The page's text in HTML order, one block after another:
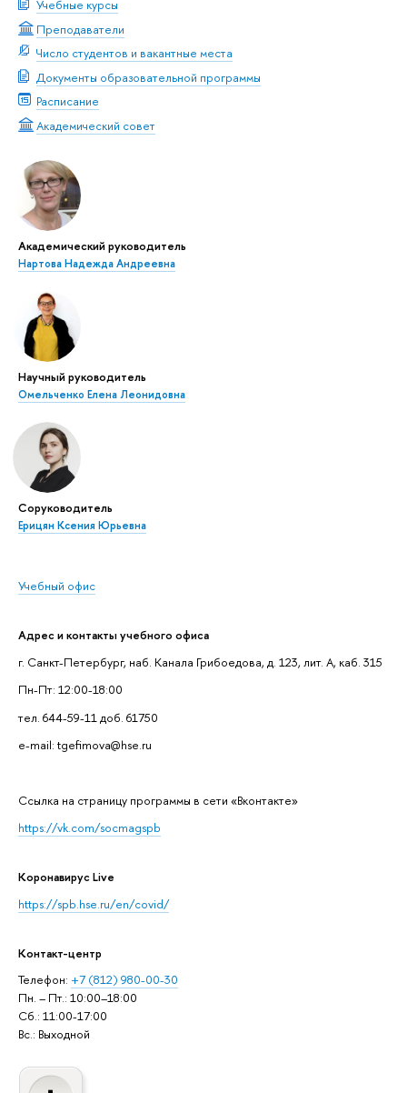
Учебные курсы
Преподаватели
Число студентов и вакантные места
Документы образовательной программы
Расписание
Академический совет
Академический руководитель
Нартова Надежда Андреевна
Научный руководитель
Омельченко Елена Леонидовна
Соруководитель
Ерицян Ксения Юрьевна
Учебный офис
Адрес и контакты учебного офиса
г. Санкт-Петербург, наб. Канала Грибоедова, д. 123, лит. А, каб. 315
Пн-Пт: 12:00-18:00
тел. 644-59-11 доб. 61750
e-mail: tgefimova@hse.ru
Cсылка на страницу программы в сети «Вконтакте»
https://vk.com/socmagspb
Коронавирус Live
https://spb.hse.ru/en/covid/
Контакт-центр
Телефон: +7 (812) 980-00-30
Пн. – Пт.: 10:00–18:00
Сб.: 11:00-17:00
Вс.: Выходной